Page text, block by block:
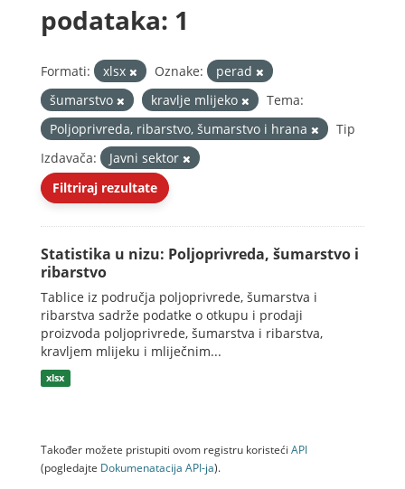
podataka: 1
Formati: xlsx Oznake:
perad
šumarstvo
kravlje mlijeko
Tema:
Poljoprivreda, ribarstvo, šumarstvo i hrana
Tip
Izdavača:
Javni sektor
Filtriraj rezultate
Statistika u nizu: Poljoprivreda, šumarstvo i
ribarstvo
Tablice iz područja poljoprivrede, šumarstva i
ribarstva sadrže podatke o otkupu i prodaji
proizvoda poljoprivrede, šumarstva i ribarstva,
kravljem mlijeku i mliječnim...
xlsx
Također možete pristupiti ovom registru koristeći API
(pogledajte Dokumenаtаcijа API-jа).